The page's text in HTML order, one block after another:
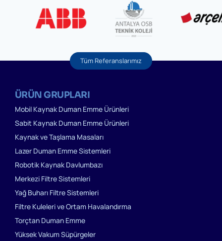
Tüm Referanslarımız
ÜRÜN GRUPLARI
Mobil Kaynak Duman Emme Ürünleri
Sabit Kaynak Duman Emme Ürünleri
Kaynak ve Taşlama Masaları
Lazer Duman Emme Sistemleri
Robotik Kaynak Davlumbazı
Merkezi Filtre Sistemleri
Yağ Buharı Filtre Sistemleri
Filtre Kuleleri ve Ortam Havalandırma
Torçtan Duman Emme
Yüksek Vakum Süpürgeler